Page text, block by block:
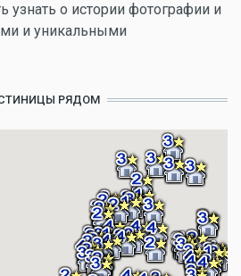
узнать о истории фотографии и
и уникальными
РЯДОМ